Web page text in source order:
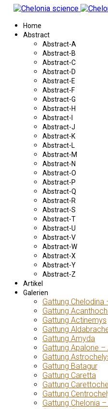
Home
Abstract
Abstract-A
Abstract-B
Abstract-C
Abstract-D
Abstract-E
Abstract-F
Abstract-G
Abstract-H
Abstract-I
Abstract-J
Abstract-K
Abstract-L
Abstract-M
Abstract-N
Abstract-O
Abstract-P
Abstract-Q
Abstract-R
Abstract-S
Abstract-T
Abstract-U
Abstract-V
Abstract-W
Abstract-X
Abstract-Y
Abstract-Z
Artikel
Galerien
Gattung
Gattung
Gattung Actinemys
Gattung
Gattung Amyda
Gattung Apalone
Gattung
Gattung Batagur
Gattung Caretta
Gattung
Gattung
Gattung Chelonia